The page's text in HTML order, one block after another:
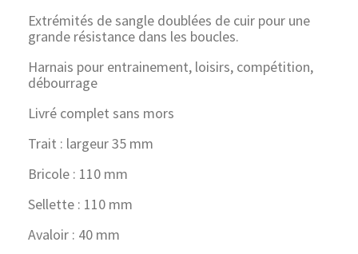
Extrémités de sangle doublées de cuir pour une
grande résistance dans les boucles.
Harnais pour entrainement, loisirs, compétition,
débourrage
Livré complet sans mors
Trait : largeur 35 mm
Bricole : 110 mm
Sellette : 110 mm
Avaloir : 40 mm